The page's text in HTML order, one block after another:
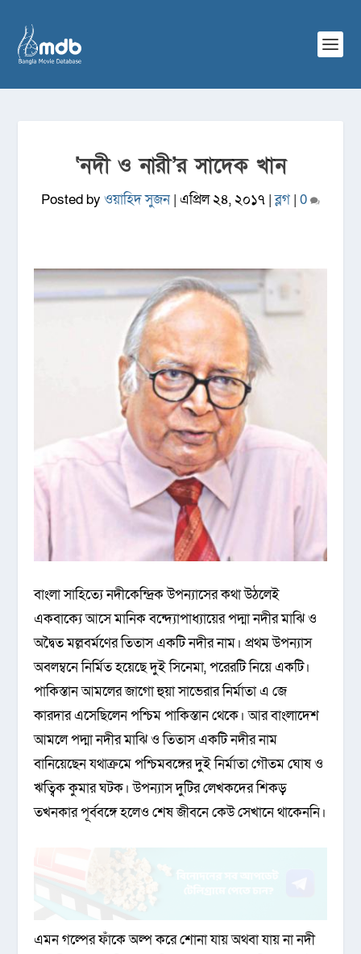
‘নদী ও নারী’র সাদেক খান
Posted by ওয়াহিদ সুজন| এপ্রিল ২৪, ২০১৭ |ব্লগ | 0
বাংলা সাহিত্যে নদীকেন্দ্রিক উপন্যাসের কথা উঠলেই
একবাক্যে আসে মানিক বন্দ্যোপাধ্যায়ের পদ্মা নদীর মাঝি ও
অদ্বৈত মল্লবর্মণের তিতাস একটি নদীর নাম। প্রথম উপন্যাস
অবলম্বনে নির্মিত হয়েছে দুই সিনেমা, পরেরটি নিয়ে একটি।
পাকিস্তান আমলের জাগো হুয়া সাভেরার নির্মাতা এ জে
কারদার এসেছিলেন পশ্চিম পাকিস্তান থেকে। আর বাংলাদেশ
আমলে পদ্মা নদীর মাঝি ও তিতাস একটি নদীর নাম
বানিয়েছেন যথাক্রমে পশ্চিমবঙ্গের দুই নির্মাতা গৌতম ঘোষ ও
ঋত্বিক কুমার ঘটক। উপন্যাস দুটির লেখকদের শিকড়
তখনকার পূর্ববঙ্গে হলেও শেষ জীবনে কেউ সেখানে থাকেননি।
এমন গল্পের ফাঁকে অল্প করে শোনা যায় অথবা যায় না নদী